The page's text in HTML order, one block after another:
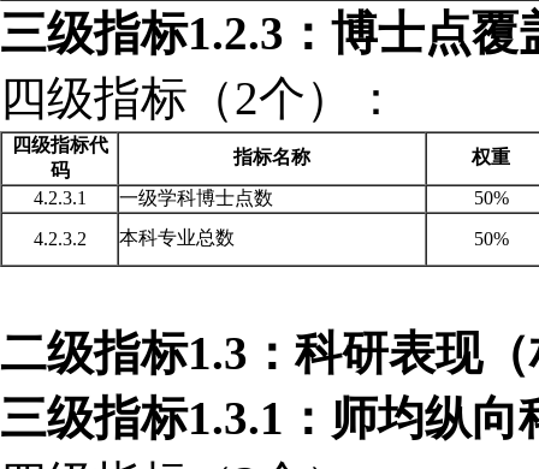
三级指标1.2.3：博士点
四级指标（2个）：
四级指标代
码
指标名称
权重
4.2.3.1
一级学科博士点数
50%
4.2.3.2
本科专业总数 50%
二级指标1.3：科研表现
三级指标1.3.1：师均纵